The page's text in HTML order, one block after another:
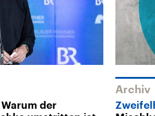
Warum der
Archiv